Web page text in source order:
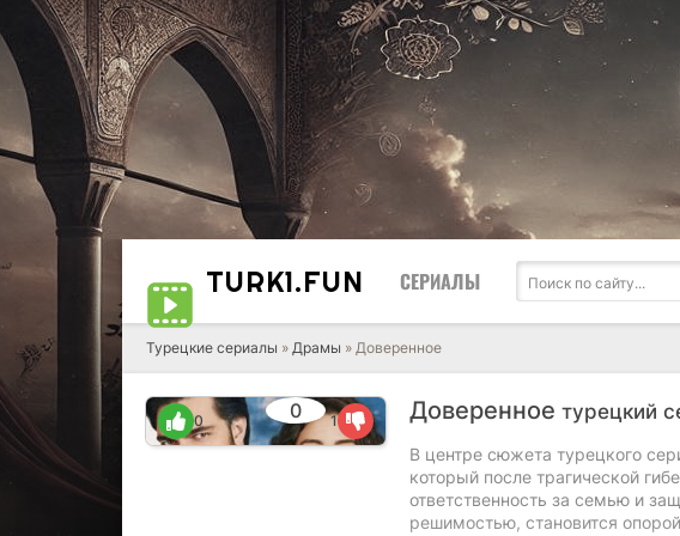
TURK1.FUN СЕРИАЛЫ
Турецкие сериалы » Драмы » Доверенное
Доверенное турецкий
0
0 1
В центре сюжета турецкого
который после трагической
ответственность за семью и
решимостью, становится